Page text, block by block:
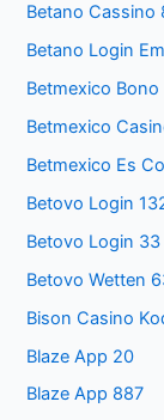
Betano Cassino
Betano Login
Betmexico
Betmexico
Betmexico Es
Betovo Login
Betovo Login 33
Betovo Wetten
Bison Casino
Blaze App 20
Blaze App 887